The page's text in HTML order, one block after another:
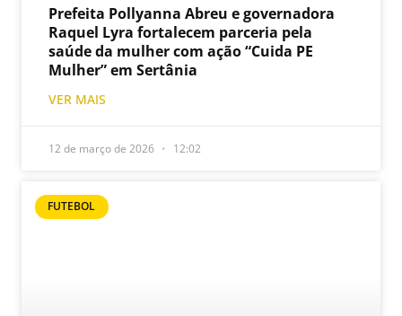
Prefeita Pollyanna Abreu e governadora
Raquel Lyra fortalecem parceria pela
saúde da mulher com ação “Cuida PE
Mulher” em Sertânia
VER MAIS
12 de março de 2026 12:02
FUTEBOL